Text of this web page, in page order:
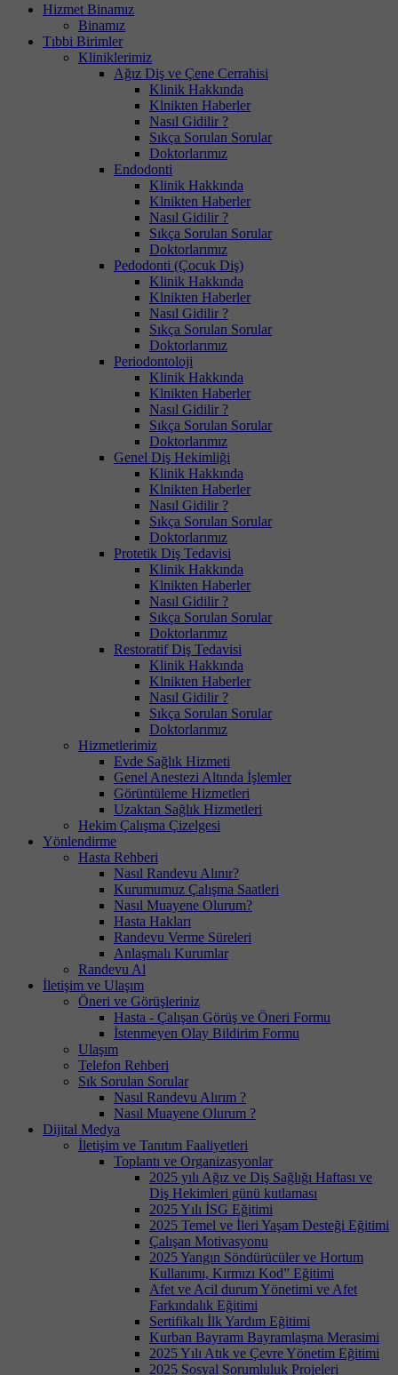
Hizmet Binamız
Binamız
Tıbbi Birimler
Kliniklerimiz
Ağız Diş ve Çene Cerrahisi
Klinik Hakkında
Klnikten Haberler
Nasıl Gidilir ?
Sıkça Sorulan Sorular
Doktorlarımız
Endodonti
Klinik Hakkında
Klnikten Haberler
Nasıl Gidilir ?
Sıkça Sorulan Sorular
Doktorlarımız
Pedodonti (Çocuk Diş)
Klinik Hakkında
Klnikten Haberler
Nasıl Gidilir ?
Sıkça Sorulan Sorular
Doktorlarımız
Periodontoloji
Klinik Hakkında
Klnikten Haberler
Nasıl Gidilir ?
Sıkça Sorulan Sorular
Doktorlarımız
Genel Diş Hekimliği
Klinik Hakkında
Klnikten Haberler
Nasıl Gidilir ?
Sıkça Sorulan Sorular
Doktorlarımız
Protetik Diş Tedavisi
Klinik Hakkında
Klnikten Haberler
Nasıl Gidilir ?
Sıkça Sorulan Sorular
Doktorlarımız
Restoratif Diş Tedavisi
Klinik Hakkında
Klnikten Haberler
Nasıl Gidilir ?
Sıkça Sorulan Sorular
Doktorlarımız
Hizmetlerimiz
Evde Sağlık Hizmeti
Genel Anestezi Altında İşlemler
Görüntüleme Hizmetleri
Uzaktan Sağlık Hizmetleri
Hekim Çalışma Çizelgesi
Yönlendirme
Hasta Rehberi
Nasıl Randevu Alınır?
Kurumumuz Çalışma Saatleri
Nasıl Muayene Olurum?
Hasta Hakları
Randevu Verme Süreleri
Anlaşmalı Kurumlar
Randevu Al
İletişim ve Ulaşım
Öneri ve Görüşleriniz
Hasta - Çalışan Görüş ve Öneri Formu
İstenmeyen Olay Bildirim Formu
Ulaşım
Telefon Rehberi
Sık Sorulan Sorular
Nasıl Randevu Alırım ?
Nasıl Muayene Olurum ?
Dijital Medya
İletişim ve Tanıtım Faaliyetleri
Toplantı ve Organizasyonlar
2025 yılı Ağız ve Diş Sağlığı Haftası ve
Diş Hekimleri günü kutlaması
2025 Yılı İSG Eğitimi
2025 Temel ve İleri Yaşam Desteği Eğitimi
Çalışan Motivasyonu
2025 Yangın Söndürücüler ve Hortum
Kullanımı, Kırmızı Kod” Eğitimi
Afet ve Acil durum Yönetimi ve Afet
Farkındalık Eğitimi
Sertifikalı İlk Yardım Eğitimi
Kurban Bayramı Bayramlaşma Merasimi
2025 Yılı Atık ve Çevre Yönetim Eğitimi
2025 Sosyal Sorumluluk Projeleri